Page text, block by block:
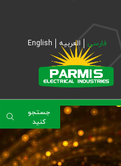
فارسی العربیه English
جستجو
کنید